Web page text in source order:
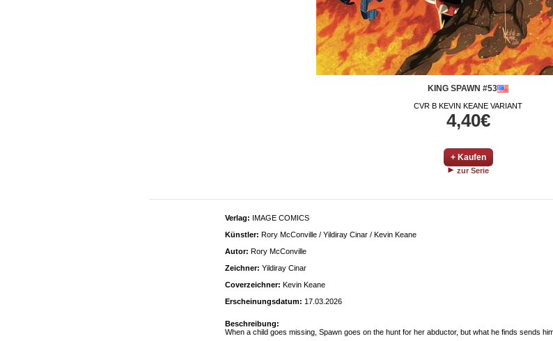
KING SPAWN #53
CVR B KEVIN KEANE VARIANT
4,40€
+ Kaufen
zur Serie
Verlag: IMAGE COMICS
Künstler: Rory McConville / Yildiray Cinar / Kevin Keane
Autor: Rory McConville
Zeichner: Yildiray Cinar
Coverzeichner: Kevin Keane
Erscheinungsdatum: 17.03.2026
Beschreibung:
When a child goes missing, Spawn goes on the hunt for her abductor, but what he finds sends